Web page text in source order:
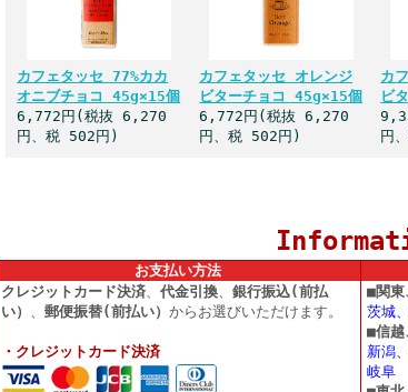
カフェタッセ 77%カカ
オニブチョコ 45g×15個
6,772円(税抜 6,270
円、税 502円)
カフェタッセ オレンジ
ビターチョコ 45g×15個
6,772円(税抜 6,270
円、税 502円)
カ
ビ
円
お支払い方法
クレジットカード決済、 代金引換、 銀行振込(前払
い） 、 郵便振替(前払い） からお選びいただけます。
・クレジットカード決済
■関
茨城
■信
新潟
岐阜